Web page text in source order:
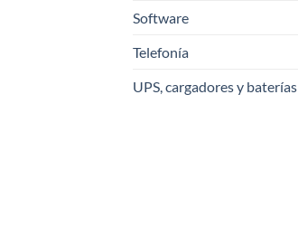
Software
Telefonía
UPS, cargadores y baterías